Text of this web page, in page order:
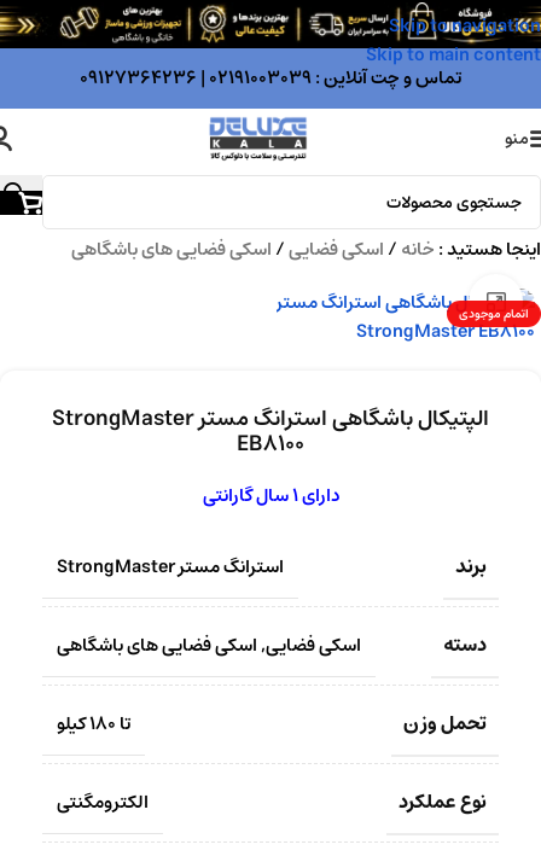
Skip to navigation
Skip to main content
تماس و چت آنلاین :02191003039
|
09127364236
منو
اینجا هستید :خانه/اسکی فضایی/اسکی فضایی های باشگاهی
اتمام موجودیبزرگنمایی تصویر
الپتیکال باشگاهی استرانگ مستر StrongMaster
EB8100
دارای 1 سال گارانتی
برند استرانگ مستر StrongMaster
دسته اسکی فضایی,اسکی فضایی های باشگاهی
تحمل وزن تا 180 کیلو
نوع عملکرد الکترومگنتی